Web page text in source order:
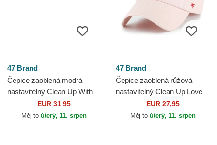
47 Brand
Čepice zaoblená modrá
nastavitelný Clean Up With
Love Los Angeles Dodgers
MLB 47 Brand
EUR 31,95
Měj to úterý, 11. srpen
47 Brand
Čepice zaoblená růžová
nastavitelný Clean Up Love
Base Runner Icon 47 Brand
EUR 27,95
Měj to úterý, 11. srpen